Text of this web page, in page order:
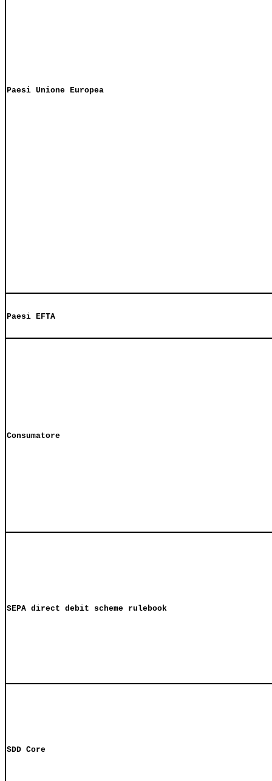
Paesi Unione Europea
Paesi EFTA
Consumatore
SEPA direct debit scheme rulebook
SDD Core